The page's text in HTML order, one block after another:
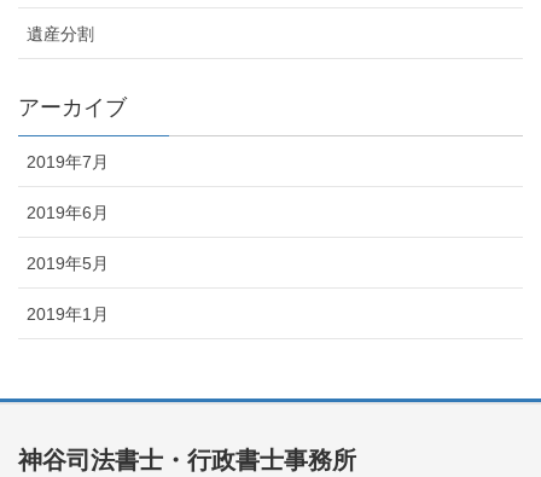
遺産分割
アーカイブ
2019年7月
2019年6月
2019年5月
2019年1月
神谷司法書士・行政書士事務所